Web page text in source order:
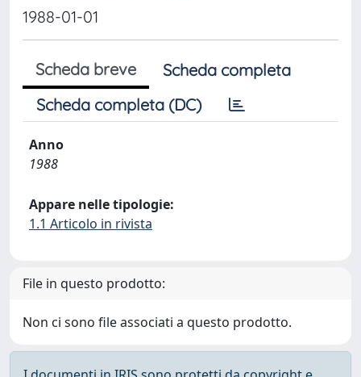
1988-01-01
Scheda breve
Scheda completa
Scheda completa (DC)
Anno
1988
Appare nelle tipologie:
1.1 Articolo in rivista
File in questo prodotto:
Non ci sono file associati a questo prodotto.